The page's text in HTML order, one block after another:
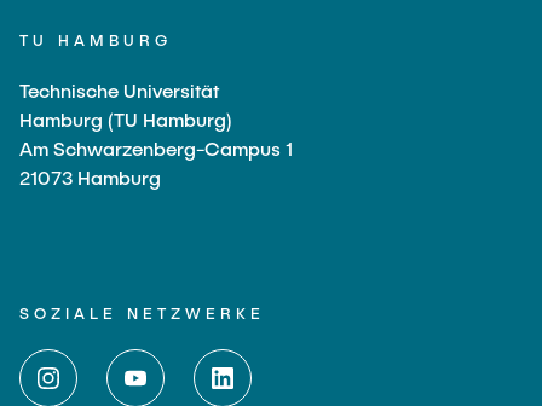
TU HAMBURG
Technische Universität
Hamburg (TU Hamburg)
Am Schwarzenberg-Campus 1
21073 Hamburg
SOZIALE NETZWERKE